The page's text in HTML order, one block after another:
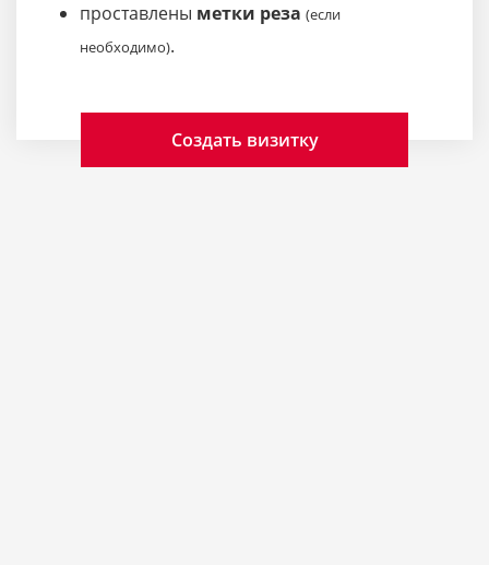
проставлены метки реза (если
необходимо).
Создать визитку